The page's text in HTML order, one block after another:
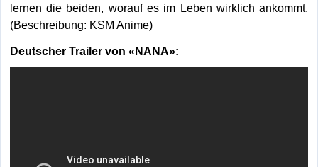
lernen die beiden, worauf es im Leben wirklich ankommt.
(Beschreibung: KSM Anime)
Deutscher Trailer von «NANA»: